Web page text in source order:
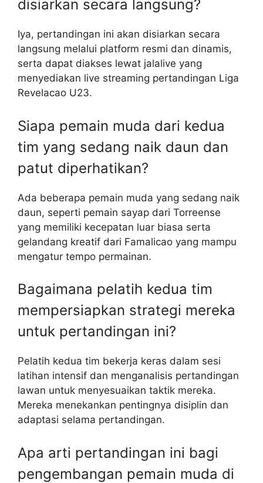
disiarkan secara langsung?
Iya, pertandingan ini akan disiarkan secara
langsung melalui platform resmi dan dinamis,
serta dapat diakses lewat jalalive yang
menyediakan live streaming pertandingan Liga
Revelacao U23.
Siapa pemain muda dari kedua
tim yang sedang naik daun dan
patut diperhatikan?
Ada beberapa pemain muda yang sedang naik
daun, seperti pemain sayap dari Torreense
yang memiliki kecepatan luar biasa serta
gelandang kreatif dari Famalicao yang mampu
mengatur tempo permainan.
Bagaimana pelatih kedua tim
mempersiapkan strategi mereka
untuk pertandingan ini?
Pelatih kedua tim bekerja keras dalam sesi
latihan intensif dan menganalisis pertandingan
lawan untuk menyesuaikan taktik mereka.
Mereka menekankan pentingnya disiplin dan
adaptasi selama pertandingan.
Apa arti pertandingan ini bagi
pengembangan pemain muda di